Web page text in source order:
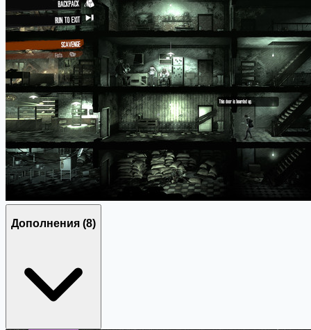
Дополнения (8)